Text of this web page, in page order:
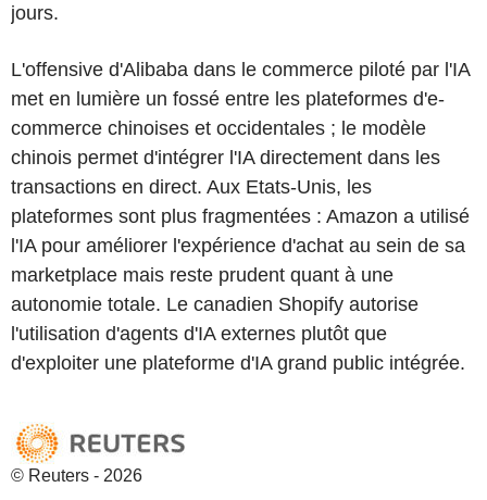
jours.
L'offensive d'Alibaba dans le commerce piloté par l'IA
met en lumière un fossé entre les plateformes d'e-
commerce chinoises et occidentales ; le modèle
chinois permet d'intégrer l'IA directement dans les
transactions en direct. Aux Etats-Unis, les
plateformes sont plus fragmentées : Amazon a utilisé
l'IA pour améliorer l'expérience d'achat au sein de sa
marketplace mais reste prudent quant à une
autonomie totale. Le canadien Shopify autorise
l'utilisation d'agents d'IA externes plutôt que
d'exploiter une plateforme d'IA grand public intégrée.
© Reuters - 2026